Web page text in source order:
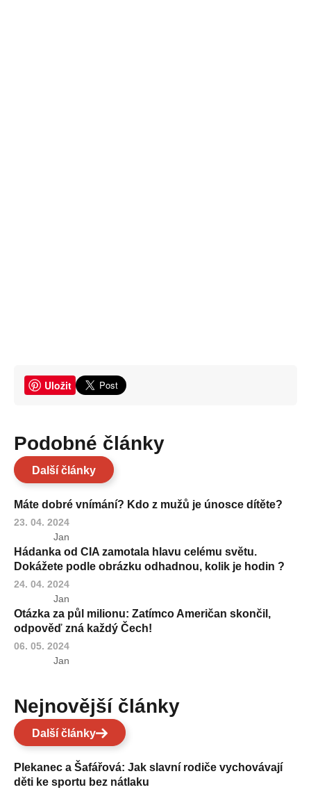
Uložit
Podobné články
Další články
Máte dobré vnímání? Kdo z mužů je únosce dítěte?
23. 04. 2024
Jan
Hádanka od CIA zamotala hlavu celému světu.
Dokážete podle obrázku odhadnou, kolik je hodin ?
24. 04. 2024
Jan
Otázka za půl milionu: Zatímco Američan skončil,
odpověď zná každý Čech!
06. 05. 2024
Jan
Nejnovější články
Další články
Plekanec a Šafářová: Jak slavní rodiče vychovávají
děti ke sportu bez nátlaku